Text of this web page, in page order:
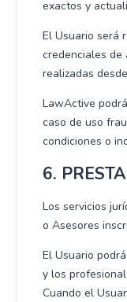
exactos y
El Usuario será
credenciales de
realizadas
LawActive
caso de uso
condiciones o
6.
Los servicios
o Asesores
El Usuario
y los
Cuando el